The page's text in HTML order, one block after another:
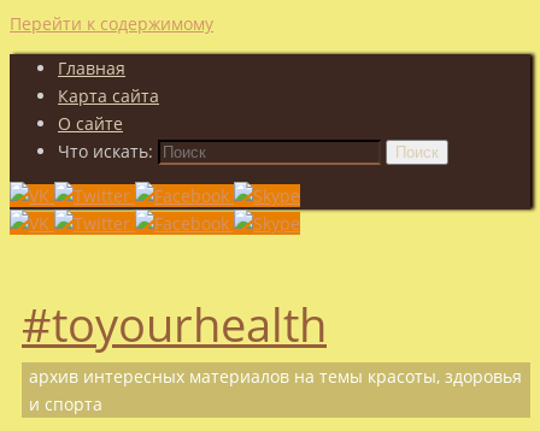
Перейти к содержимому
Главная
Карта сайта
О сайте
Что искать:
Поиск
#toyourhealth
архив интересных материалов на темы красоты, здоровья
и спорта